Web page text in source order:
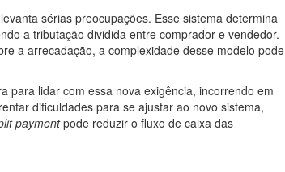
sérias preocupações. Esse sistema determina
a tributação dividida entre comprador e vendedor.
a arrecadação, a complexidade desse modelo pode
para lidar com essa nova exigência, incorrendo em
dificuldades para se ajustar ao novo sistema,
paymentpode reduzir o fluxo de caixa das